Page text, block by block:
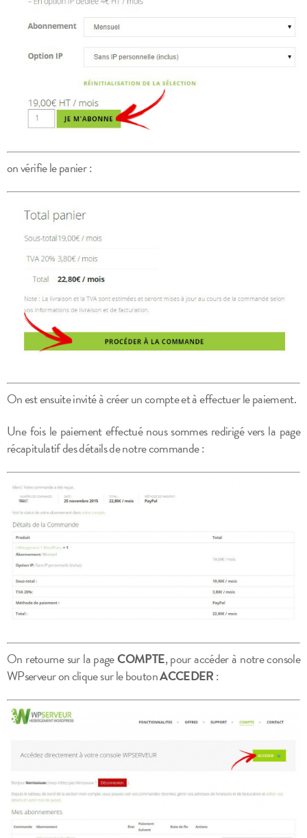
on vérifie le panier :
On est ensuite invité à créer un compte et à effectuer le paiement.
Une fois le paiement effectué nous sommes redirigé vers la page
récapitulatif des détails de notre commande :
On retourne sur la pageCOMPTE, pour accéder à notre console
WPserveur on clique sur le boutonACCEDER: